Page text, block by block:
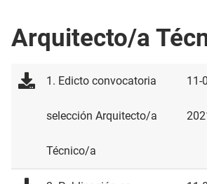
Arquitecto/a
1. Edicto convocatoria
selección Arquitecto/a
Técnico/a
11-